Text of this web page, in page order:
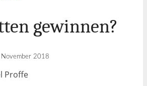
gewinnen?
2018
Proffe